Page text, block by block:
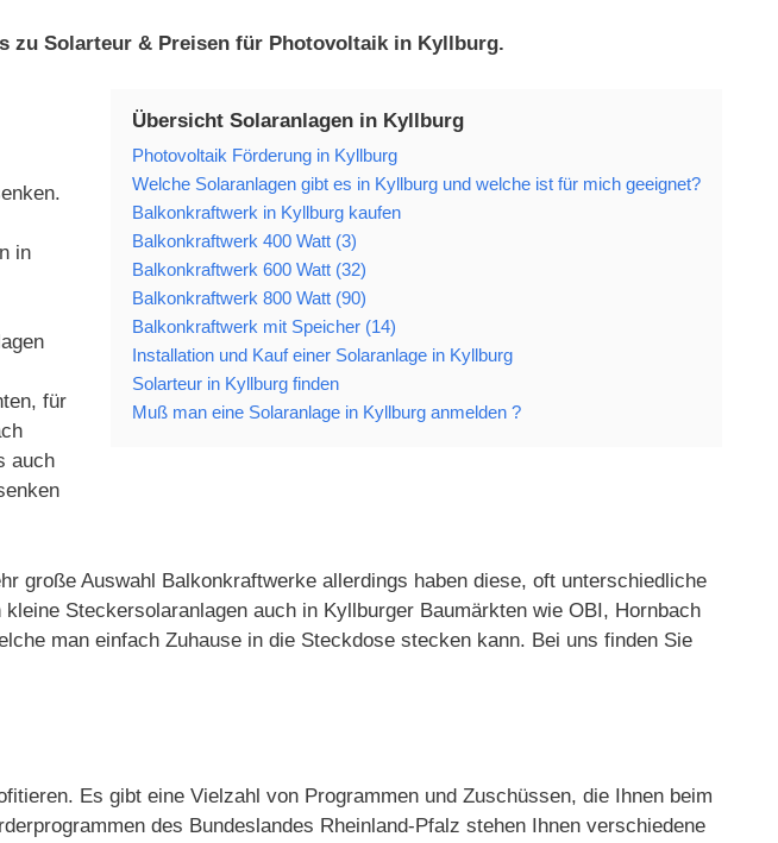
zu Solarteur & Preisen für Photovoltaik in Kyllburg.
Übersicht Solaranlagen in Kyllburg
Photovoltaik Förderung in Kyllburg
Welche Solaranlagen gibt es in Kyllburg und welche ist für mich geeignet?
Balkonkraftwerk in Kyllburg kaufen
Balkonkraftwerk 400 Watt (3)
Balkonkraftwerk 600 Watt (32)
Balkonkraftwerk 800 Watt (90)
Balkonkraftwerk mit Speicher (14)
Installation und Kauf einer Solaranlage in Kyllburg
Solarteur in Kyllburg finden
Muß man eine Solaranlage in Kyllburg anmelden ?
in
für
auch
große Auswahl Balkonkraftwerke allerdings haben diese, oft unterschiedliche
Steckersolaranlagen auch in Kyllburger Baumärkten wie OBI, Hornbach
man einfach Zuhause in die Steckdose stecken kann. Bei uns finden Sie
Es gibt eine Vielzahl von Programmen und Zuschüssen, die Ihnen beim
des Bundeslandes Rheinland-Pfalz stehen Ihnen verschiedene